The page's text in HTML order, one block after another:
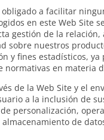
a facilitar
en este Web Site
gestión de la
sobre nuestros
y fines estadísticos,
normativas en
de la Web Site y el
a la inclusión de
personalización,
almacenamiento de